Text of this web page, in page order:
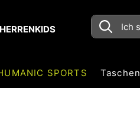
HERRENKIDS
SPORTS Taschen